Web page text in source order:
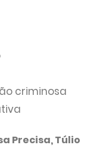
criminosa
Precisa, Túlio